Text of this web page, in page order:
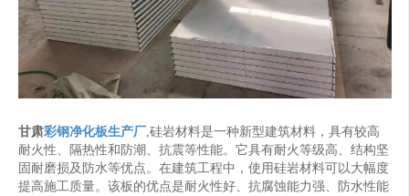
甘肃彩钢净化板生产厂,硅岩材料是一种新型建筑材料，具有较高
耐火性、隔热性和防潮、抗震等性能。它具有耐火等级高、结构坚
固耐磨损及防水等优点。在建筑工程中，使用硅岩材料可以大幅度
提高施工质量。该板的优点是耐火性好、抗腐蚀能力强、防水性能